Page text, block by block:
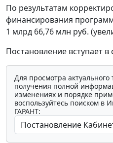
По результатам
финансирования
1 млрд 66,76 млн руб.
Постановление вступает в
Для просмотра актуального
получения полной
изменениях и порядке
воспользуйтесь поиском в
ГАРАНТ: